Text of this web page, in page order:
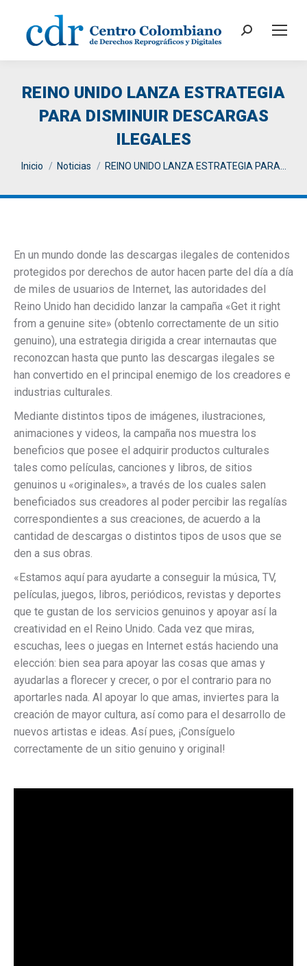
Search:
REINO UNIDO LANZA ESTRATEGIA
PARA DISMINUIR DESCARGAS
ILEGALES
You are here:
Inicio Noticias REINO UNIDO LANZA ESTRATEGIA PARA…
En un mundo donde las descargas ilegales de contenidos
protegidos por derechos de autor hacen parte del día a día
de miles de usuarios de Internet, las autoridades del
Reino Unido han decidido lanzar la campaña «Get it right
from a genuine site» (obtenlo correctamente de un sitio
genuino), una estrategia dirigida a crear internautas que
reconozcan hasta que punto las descargas ilegales se
han convertido en el principal enemigo de los creadores e
industrias culturales.
Mediante distintos tipos de imágenes, ilustraciones,
animaciones y videos, la campaña nos muestra los
beneficios que posee el adquirir productos culturales
tales como películas, canciones y libros, de sitios
genuinos u «originales», a través de los cuales salen
beneficiados sus creadores al poder percibir las regalías
correspondientes a sus creaciones, de acuerdo a la
cantidad de descargas o distintos tipos de usos que se
den a sus obras.
«Estamos aquí para ayudarte a conseguir la música, TV,
películas, juegos, libros, periódicos, revistas y deportes
que te gustan de los servicios genuinos y apoyar así la
creatividad en el Reino Unido. Cada vez que miras,
escuchas, lees o juegas en Internet estás haciendo una
elección: bien sea para apoyar las cosas que amas y
ayudarlas a florecer y crecer, o por el contrario para no
aportarles nada. Al apoyar lo que amas, inviertes para la
creación de mayor cultura, así como para el desarrollo de
nuevos artistas e ideas. Así pues, ¡Consíguelo
correctamente de un sitio genuino y original!